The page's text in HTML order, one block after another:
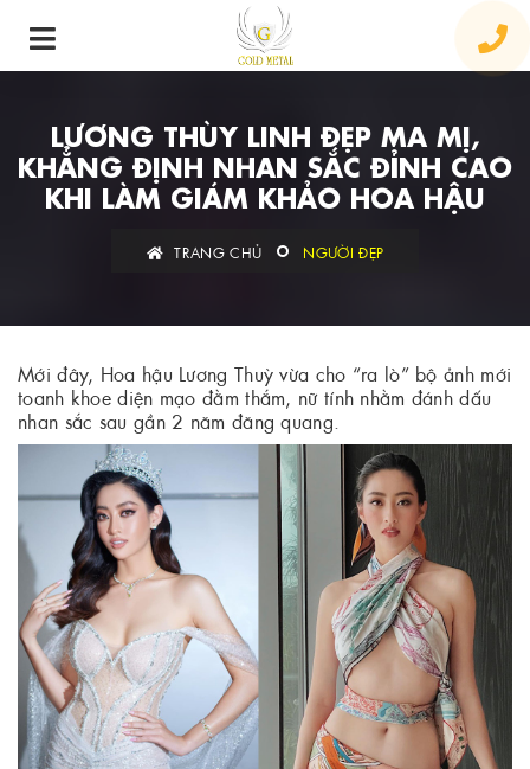
LƯƠNG THÙY LINH ĐẸP MA MỊ,
KHẲNG ĐỊNH NHAN SẮC ĐỈNH CAO
KHI LÀM GIÁM KHẢO HOA HẬU
TRANG CHỦ NGƯỜI ĐẸP
Mới đây, Hoa hậu Lương Thuỳ vừa cho “ra lò” bộ ảnh mới
toanh khoe diện mạo đằm thắm, nữ tính nhằm đánh dấu
nhan sắc sau gần 2 năm đăng quang.